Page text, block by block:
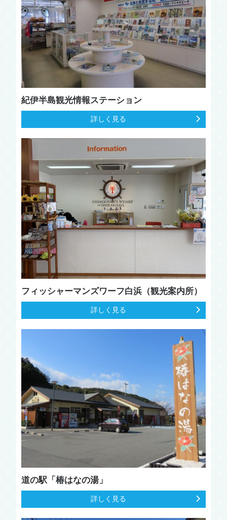
紀伊半島観光情報ステーション
詳しく見る
フィッシャーマンズワーフ白浜（観光案内所）
詳しく見る
道の駅「椿はなの湯」
詳しく見る